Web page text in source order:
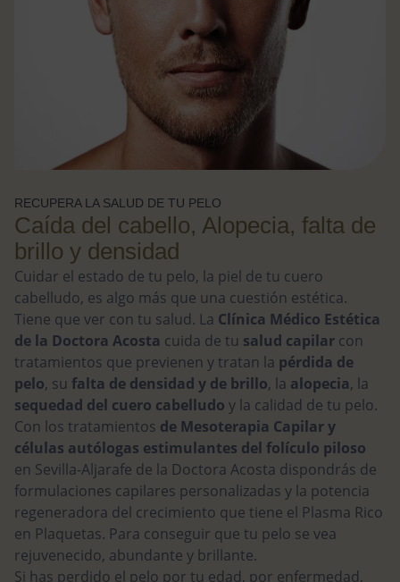
RECUPERA LA SALUD DE TU PELO
Caída del cabello, Alopecia, falta de
brillo y densidad
Cuidar el estado de tu pelo, la piel de tu cuero
cabelludo, es algo más que una cuestión estética.
Tiene que ver con tu salud. La Clínica Médico Estética
de la Doctora Acosta cuida de tu salud capilar con
tratamientos que previenen y tratan la pérdida de
pelo, su falta de densidad y de brillo, la alopecia, la
sequedad del cuero cabelludo y la calidad de tu pelo.
Con los tratamientos de Mesoterapia Capilar y
células autólogas estimulantes del folículo piloso
en Sevilla-Aljarafe de la Doctora Acosta dispondrás de
formulaciones capilares personalizadas y la potencia
regeneradora del crecimiento que tiene el Plasma Rico
en Plaquetas. Para conseguir que tu pelo se vea
rejuvenecido, abundante y brillante.
Si has perdido el pelo por tu edad, por enfermedad,